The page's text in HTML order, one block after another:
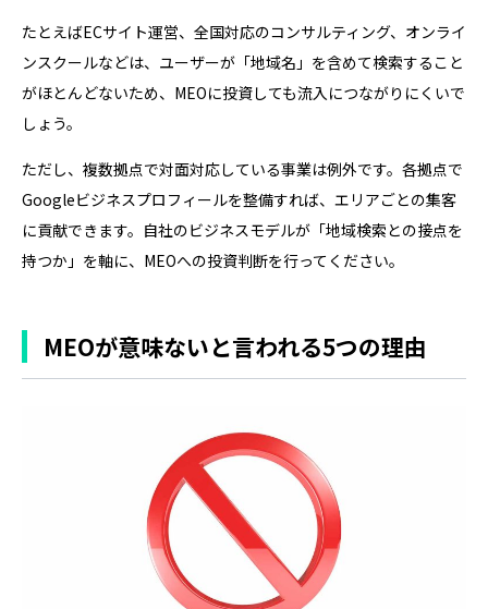
たとえばECサイト運営、全国対応のコンサルティング、オンライ
ンスクールなどは、ユーザーが「地域名」を含めて検索すること
がほとんどないため、MEOに投資しても流入につながりにくいで
しょう。
ただし、複数拠点で対面対応している事業は例外です。各拠点で
Googleビジネスプロフィールを整備すれば、エリアごとの集客
に貢献できます。自社のビジネスモデルが「地域検索との接点を
持つか」を軸に、MEOへの投資判断を行ってください。
MEOが意味ないと言われる5つの理由